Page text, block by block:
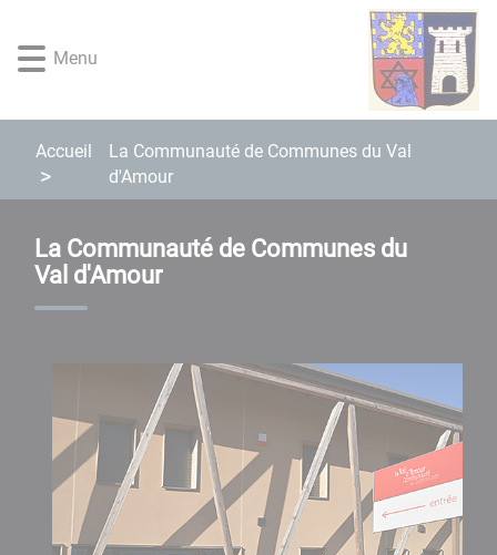
rapide
menu
rapide
contenu
principal
rapide
la
recherche
rapide
pied
Menu
Accueil
La Communauté de Communes du Val
d'Amour
La Communauté de Communes du
Val d'Amour